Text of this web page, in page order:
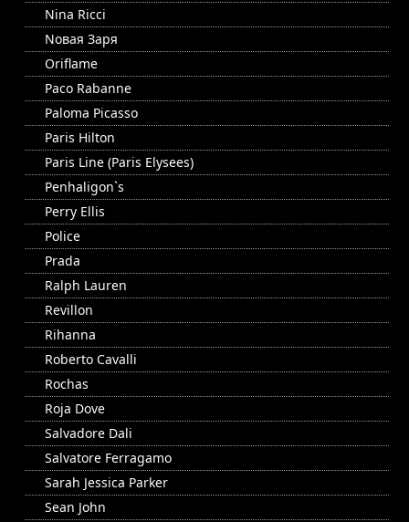
Nina Ricci
Nовая Заря
Oriflame
Paco Rabanne
Paloma Picasso
Paris Hilton
Paris Line (Paris Elysees)
Penhaligon`s
Perry Ellis
Police
Prada
Ralph Lauren
Revillon
Rihanna
Roberto Cavalli
Rochas
Roja Dove
Salvadore Dali
Salvatore Ferragamo
Sarah Jessica Parker
Sean John